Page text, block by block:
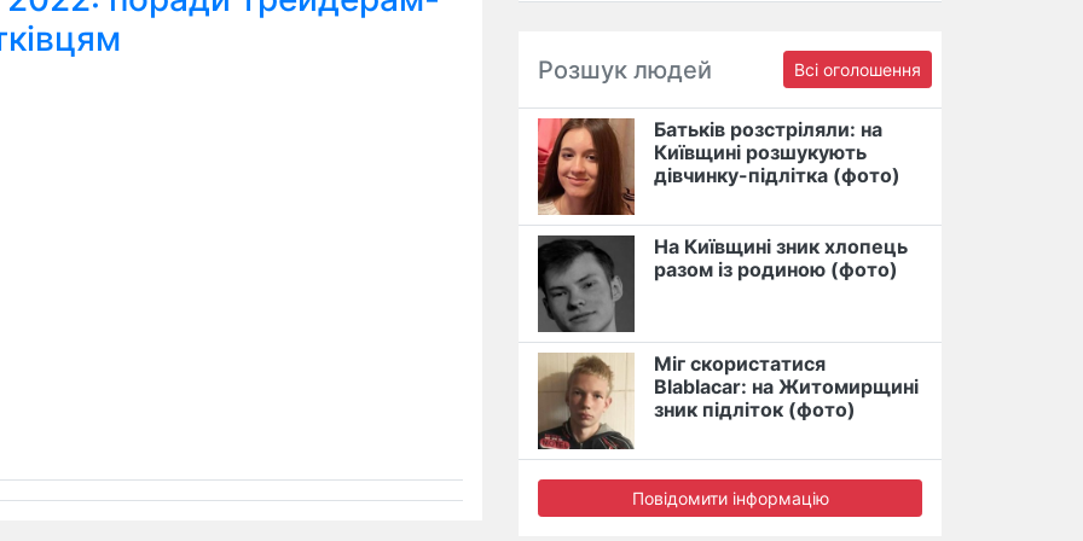
Розшук людей Всі оголошення
Батьків розстріляли: на
Київщині розшукують
дівчинку-підлітка (фото)
На Київщині зник хлопець
разом із родиною (фото)
Міг скористатися
Blablacar: на Житомирщині
зник підліток (фото)
Повідомити інформацію